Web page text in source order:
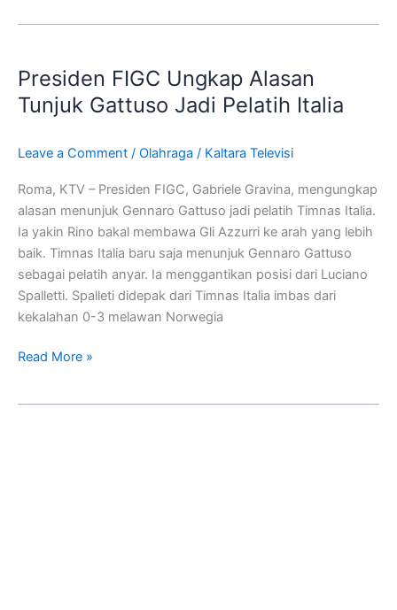
Presiden FIGC Ungkap Alasan
Tunjuk Gattuso Jadi Pelatih Italia
Leave a Comment / Olahraga / Kaltara Televisi
Roma, KTV – Presiden FIGC, Gabriele Gravina, mengungkap
alasan menunjuk Gennaro Gattuso jadi pelatih Timnas Italia.
Ia yakin Rino bakal membawa Gli Azzurri ke arah yang lebih
baik. Timnas Italia baru saja menunjuk Gennaro Gattuso
sebagai pelatih anyar. Ia menggantikan posisi dari Luciano
Spalletti. Spalleti didepak dari Timnas Italia imbas dari
kekalahan 0-3 melawan Norwegia
Ungkap
Alasan
Tunjuk
Jadi
Pelatih
Italia
Read More »